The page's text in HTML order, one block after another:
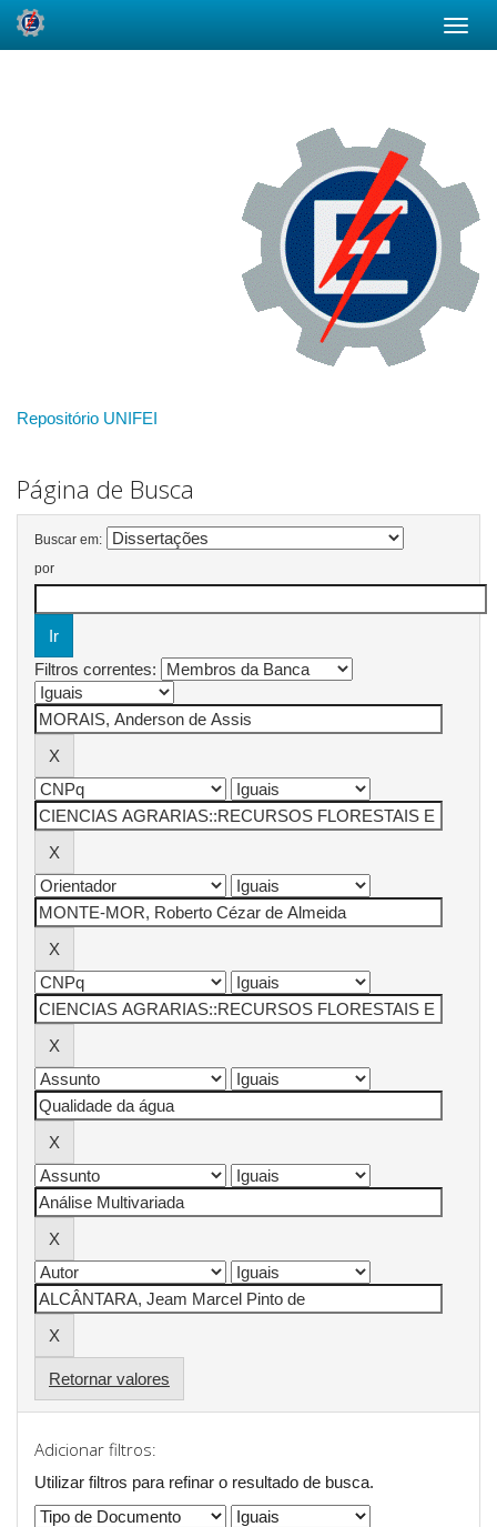
Repositório UNIFEI
Página de Busca
Buscar em:
por
Filtros correntes:
Retornar valores
Adicionar filtros:
Utilizar filtros para refinar o resultado de busca.